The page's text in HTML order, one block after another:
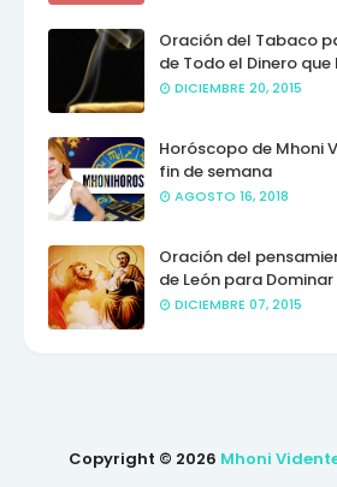
Oración del Tabaco
de Todo el Dinero
DICIEMBRE 20, 2015
Horóscopo de Mhoni
fin de semana
AGOSTO 16, 2018
Oración del
de León para Dominar
DICIEMBRE 07, 2015
Copyright © 2026 Mhoni